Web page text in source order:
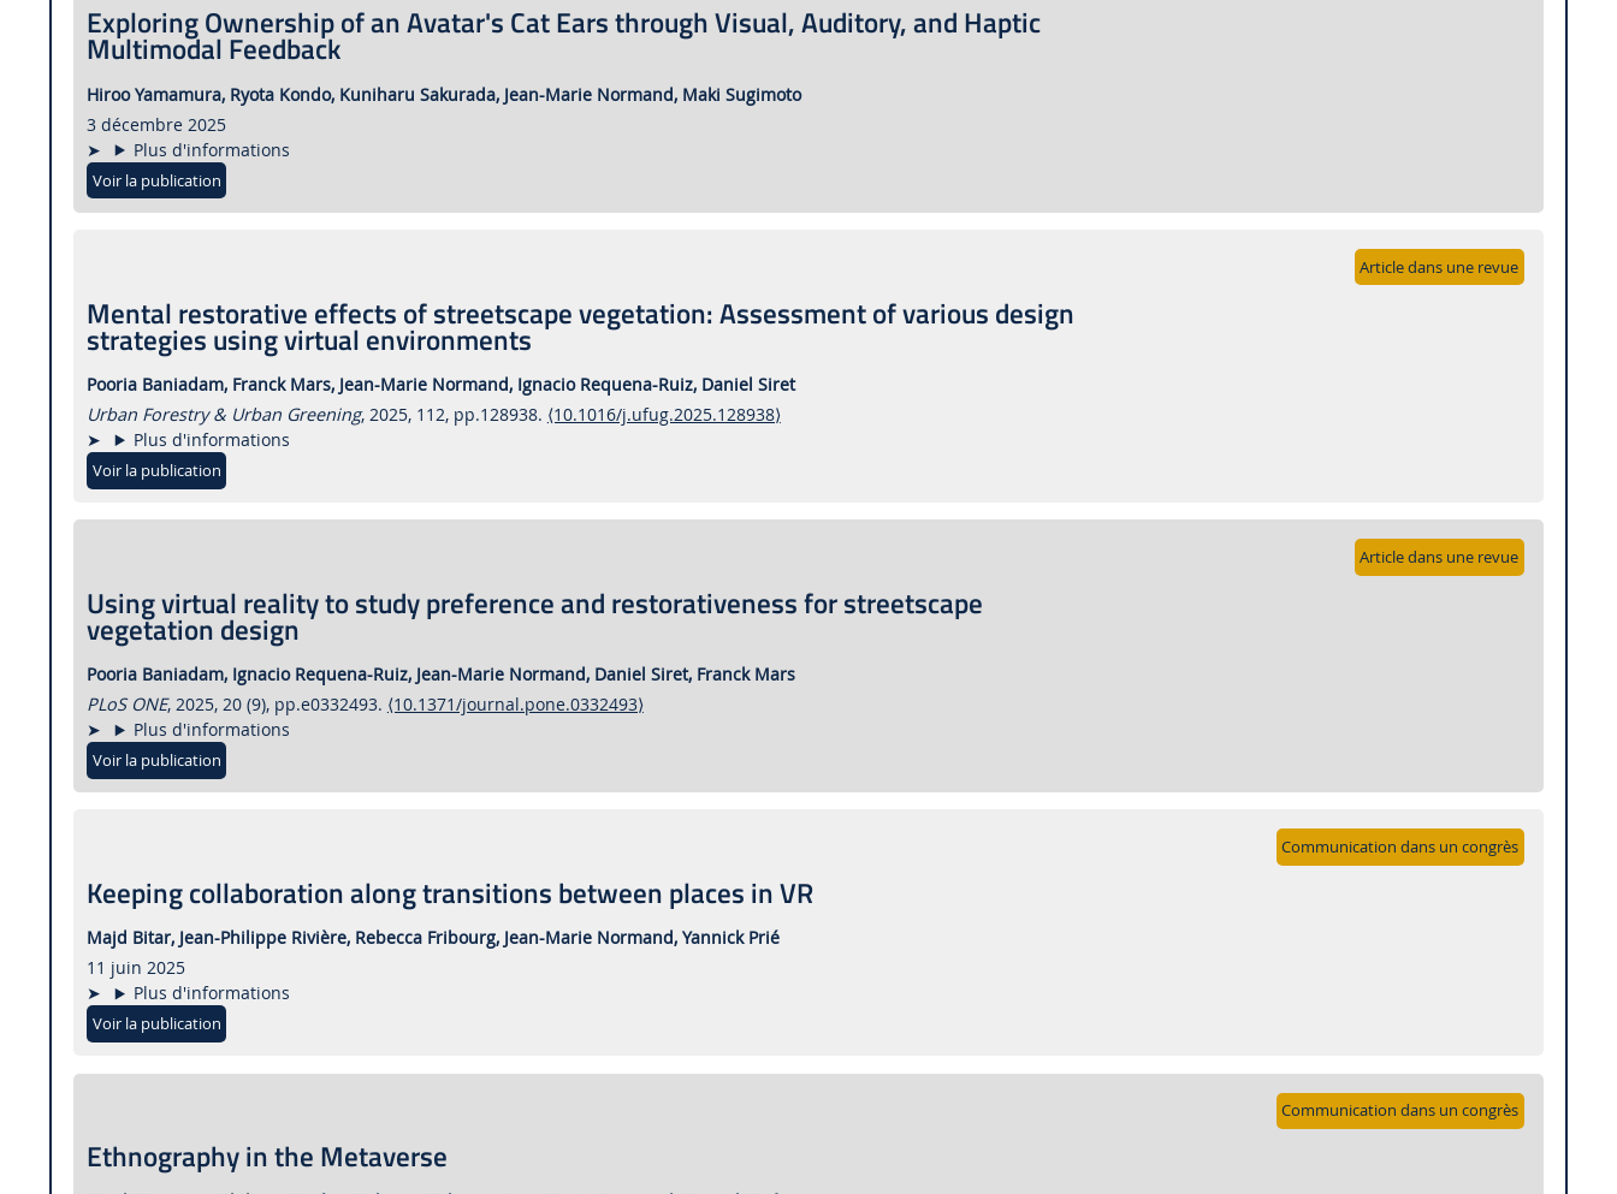
Exploring Ownership of an Avatar's Cat Ears through Visual, Auditory, and Haptic
Multimodal Feedback
Hiroo Yamamura, Ryota Kondo, Kuniharu Sakurada, Jean-Marie Normand, Maki Sugimoto
3 décembre 2025
Plus d'informations
Voir la publication
Mental restorative effects of streetscape vegetation: Assessment of various design
strategies using virtual environments
Article dans une revue
Pooria Baniadam, Franck Mars, Jean-Marie Normand, Ignacio Requena-Ruiz, Daniel Siret
Urban Forestry & Urban Greening, 2025, 112, pp.128938. ⟨10.1016/j.ufug.2025.128938⟩
Plus d'informations
Voir la publication
Using virtual reality to study preference and restorativeness for streetscape
vegetation design
Article dans une revue
Pooria Baniadam, Ignacio Requena-Ruiz, Jean-Marie Normand, Daniel Siret, Franck Mars
PLoS ONE, 2025, 20 (9), pp.e0332493. ⟨10.1371/journal.pone.0332493⟩
Plus d'informations
Voir la publication
Keeping collaboration along transitions between places in VR
Communication dans un congrès
Majd Bitar, Jean-Philippe Rivière, Rebecca Fribourg, Jean-Marie Normand, Yannick Prié
11 juin 2025
Plus d'informations
Voir la publication
Ethnography in the Metaverse
Communication dans un congrès